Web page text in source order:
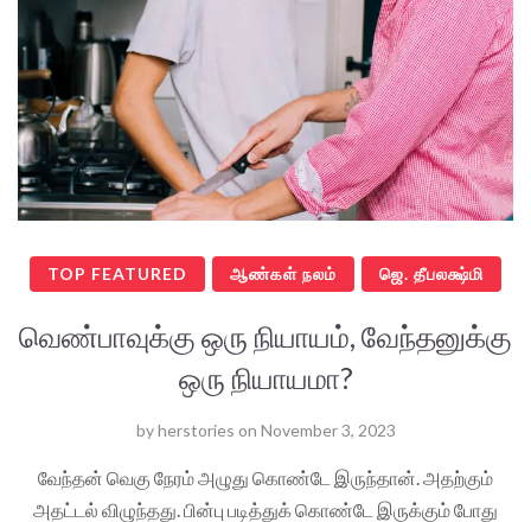
TOP FEATURED ஆண்கள் நலம் ஜெ. தீபலக்ஷ்மி
வெண்பாவுக்கு ஒரு நியாயம், வேந்தனுக்கு
ஒரு நியாயமா?
byherstories on November 3, 2023
வேந்தன் வெகு நேரம் அழுது கொண்டே இருந்தான். அதற்கும்
அதட்டல் விழுந்தது. பின்பு படித்துக் கொண்டே இருக்கும் போது